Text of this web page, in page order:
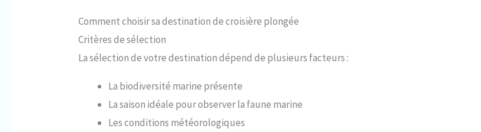
Comment choisir sa destination de croisière plongée
Critères de sélection
La sélection de votre destination dépend de plusieurs facteurs :
La biodiversité marine présente
La saison idéale pour observer la faune marine
Les conditions météorologiques